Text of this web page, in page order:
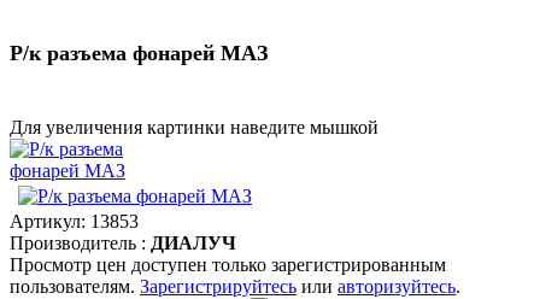
Р/к разъема фонарей МАЗ
Для увеличения картинки наведите мышкой
Артикул: 13853
Производитель : ДИАЛУЧ
Просмотр цен доступен только зарегистрированным
пользователям. Зарегистрируйтесь или авторизуйтесь.